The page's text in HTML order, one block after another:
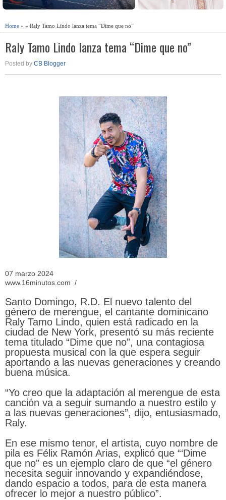
Home » » Raly Tamo Lindo lanza tema “Dime que no”
Raly Tamo Lindo lanza tema “Dime que no”
Posted by CB Blogger
07 marzo 2024
www.16minutos.com /
Santo Domingo, R.D. El nuevo talento del
género de merengue, el cantante dominicano
Raly Tamo Lindo, quien está radicado en la
ciudad de New York, presentó su más reciente
tema titulado “Dime que no”, una contagiosa
propuesta musical con la que espera seguir
aportando a las nuevas generaciones y creando
buena música.
“Yo creo que la adaptación al merengue de esta
canción va a seguir sumando a nuestro estilo y
a las nuevas generaciones”, dijo, entusiasmado,
Raly.
En ese mismo tenor, el artista, cuyo nombre de
pila es Félix Ramón Arias, explicó que “‘Dime
que no” es un ejemplo claro de que “el género
necesita seguir innovando y expandiéndose,
dando espacio a todos, para de esta manera
ofrecer lo mejor a nuestro público”.